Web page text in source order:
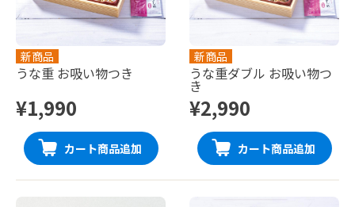
新商品
うな重 お吸い物つき
¥1,990
カート商品追加
新商品
うな重ダブル お吸い物つ
き
¥2,990
カート商品追加